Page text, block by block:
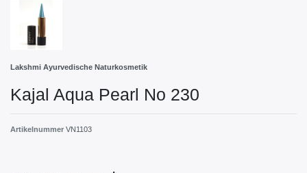
Lakshmi Ayurvedische Naturkosmetik
Kajal Aqua Pearl No 230
Artikelnummer VN1103